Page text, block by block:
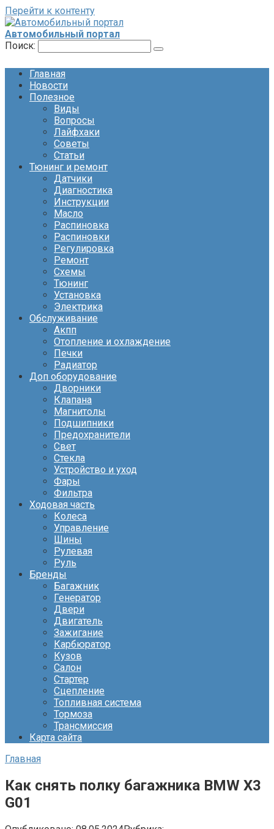
Перейти к контенту
Автомобильный портал
Поиск:
Главная
Новости
Полезное
Виды
Вопросы
Лайфхаки
Советы
Статьи
Тюнинг и ремонт
Датчики
Диагностика
Инструкции
Масло
Распиновка
Распиновки
Регулировка
Ремонт
Схемы
Тюнинг
Установка
Электрика
Обслуживание
Акпп
Отопление и охлаждение
Печки
Радиатор
Доп оборудование
Дворники
Клапана
Магнитолы
Подшипники
Предохранители
Свет
Стекла
Устройство и уход
Фары
Фильтра
Ходовая часть
Колеса
Управление
Шины
Рулевая
Руль
Бренды
Багажник
Генератор
Двери
Двигатель
Зажигание
Карбюратор
Кузов
Салон
Стартер
Сцепление
Топливная система
Тормоза
Трансмиссия
Карта сайта
Главная
Как снять полку багажника BMW X3
G01